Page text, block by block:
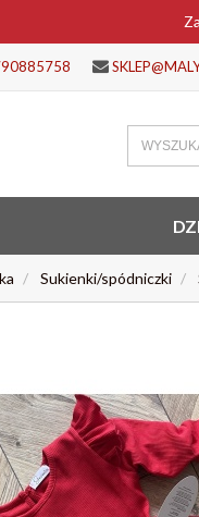
Sukienki/spódniczki